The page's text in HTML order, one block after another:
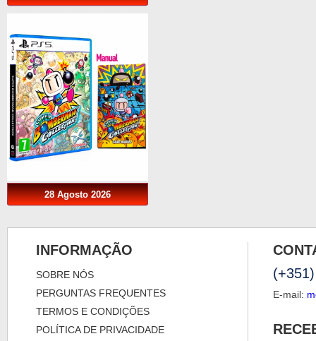
28 Agosto 2026
INFORMAÇÃO
SOBRE NÓS
PERGUNTAS FREQUENTES
TERMOS E CONDIÇÕES
POLÍTICA DE PRIVACIDADE
E-mail: